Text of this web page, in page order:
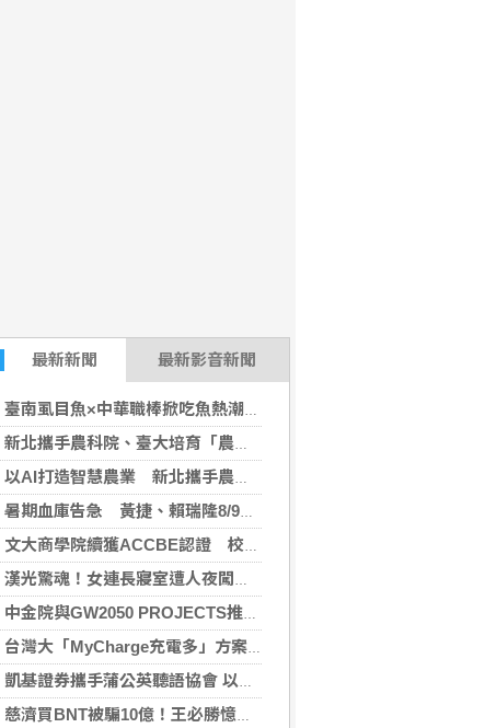
最新新聞 最新影音新聞
臺南虱目魚×中華職棒掀吃魚熱潮！即日全聯滿額優惠再抽棒球好禮
新北攜手農科院、臺大培育「農業科技人才」 多元課程探索產業新趨勢
以AI打造智慧農業 新北攜手農科院、臺大培育跨域人才
暑期血庫告急 黃捷、賴瑞隆8/9挽袖號召高雄人熱血救人
文大商學院續獲ACCBE認證 校長倡AI全面融入教學
漢光驚魂！女連長寢室遭人夜闖 軍方證實
中金院與GW2050 PROJECTS推進協議會合作 2027年於沖繩開設MBA課程
台灣大「MyCharge充電多」方案 首創電信資費納入電動車充電權益
凱基證券攜手蒲公英聽語協會 以桌遊互動助聽障學童成長
慈濟買BNT被騙10億！王必勝憶陳時中叮嚀